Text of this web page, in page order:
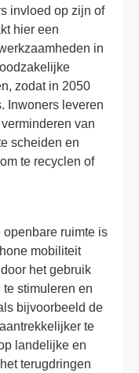
invloed op zijn of
hier een
in
zodat in 2050
Inwoners leveren
van
scheiden en
te recyclen of
ruimte is
mobiliteit
het gebruik
stimuleren en
bijvoorbeeld de
te
landelijke en
terugdringen